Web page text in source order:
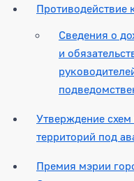
Противодействие
Сведения о
и
Утверждение
территорий под
Премия мэрии